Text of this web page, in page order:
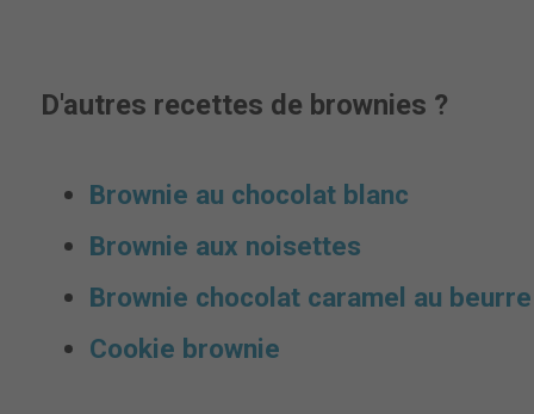
D'autres recettes de brownies ?
Brownie au chocolat blanc
Brownie aux noisettes
Brownie chocolat caramel au
Cookie brownie